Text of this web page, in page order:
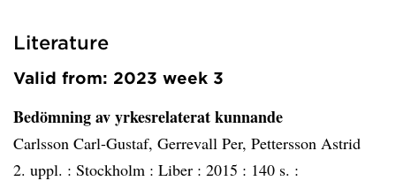
Literature
Valid from: 2023 week 3
Bedömning av yrkesrelaterat kunnande
Carlsson Carl-Gustaf, Gerrevall Per, Pettersson Astrid
2. uppl. : Stockholm : Liber : 2015 : 140 s. :